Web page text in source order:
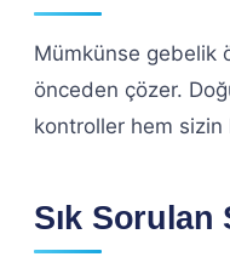
Mümkünse gebelik
önceden çözer.
kontroller hem sizin
Sık Sorulan